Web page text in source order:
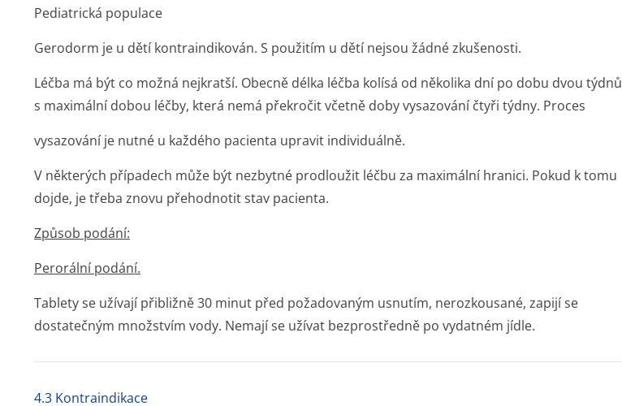
Pediatrická populace
Gerodorm je u dětí kontraindikován. S použitím u dětí nejsou žádné zkušenosti.
Léčba má být co možná nejkratší. Obecně délka léčba kolísá od několika dní po dobu dvou týdnů
s maximální dobou léčby, která nemá překročit včetně doby vysazování čtyři týdny. Proces
vysazování je nutné u každého pacienta upravit individuálně.
V některých případech může být nezbytné prodloužit léčbu za maximální hranici. Pokud k tomu
dojde, je třeba znovu přehodnotit stav pacienta.
Způsob podání:
Perorální podání.
Tablety se užívají přibližně 30 minut před požadovaným usnutím, nerozkousané, zapijí se
dostatečným množstvím vody. Nemají se užívat bezprostředně po vydatném jídle.
4.3 Kontraindikace